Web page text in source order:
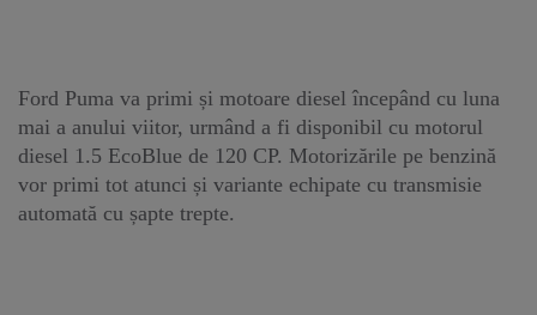
Ford Puma va primi și motoare diesel începând cu luna
mai a anului viitor, urmând a fi disponibil cu motorul
diesel 1.5 EcoBlue de 120 CP. Motorizările pe benzină
vor primi tot atunci și variante echipate cu transmisie
automată cu șapte trepte.